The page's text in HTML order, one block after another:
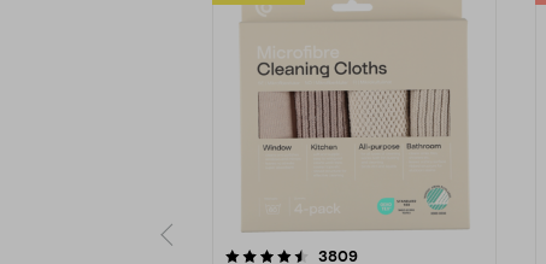
3809recensioner
4.0av 5 stjärnor